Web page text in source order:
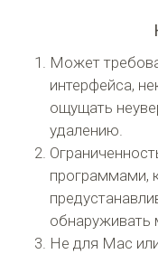
Может
интерфейса,
ощущать
удалению.
программами,
обнаруживать
Не для Mac